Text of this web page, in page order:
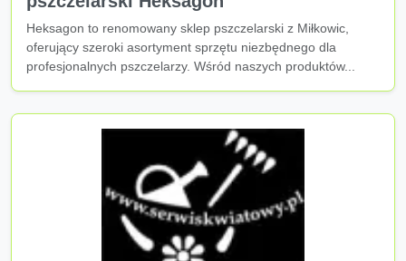
Heksagon to renomowany sklep pszczelarski z Miłkowic,
oferujący szeroki asortyment sprzętu niezbędnego dla
profesjonalnych pszczelarzy. Wśród naszych produktów...